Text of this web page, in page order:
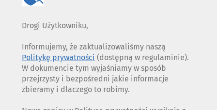
Drogi Użytkowniku,
Informujemy, że zaktualizowaliśmy naszą
Politykę prywatności (dostępną w regulaminie).
W dokumencie tym wyjaśniamy w sposób
przejrzysty i bezpośredni jakie informacje
zbieramy i dlaczego to robimy.